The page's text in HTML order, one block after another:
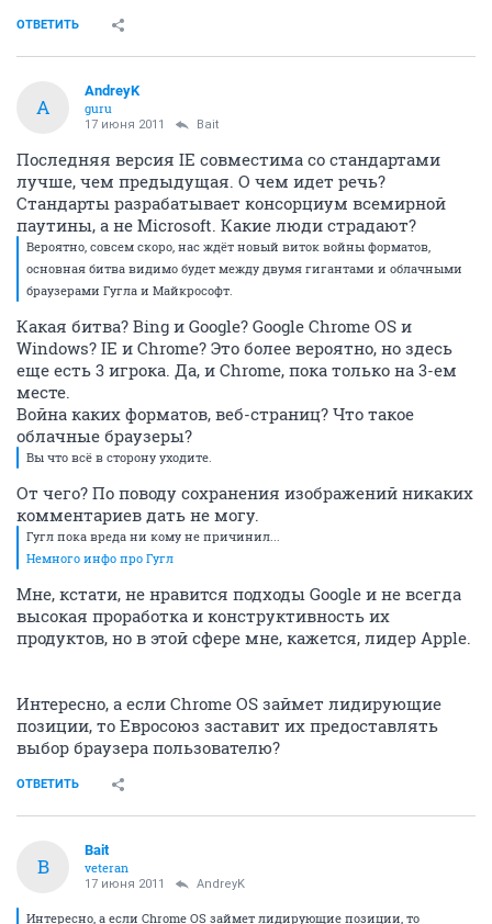
ОТВЕТИТЬ
A
AndreyK
guru
17 июня 2011 Bait
Последняя версия IE совместима со стандартами
лучше, чем предыдущая. О чем идет речь?
Стандарты разрабатывает консорциум всемирной
паутины, а не Microsoft. Какие люди страдают?
Вероятно, совсем скоро, нас ждёт новый виток войны форматов,
основная битва видимо будет между двумя гигантами и облачными
браузерами Гугла и Майкрософт.
Какая битва? Bing и Google? Google Chrome OS и
Windows? IE и Chrome? Это более вероятно, но здесь
еще есть 3 игрока. Да, и Chrome, пока только на 3-ем
месте.
Война каких форматов, веб-страниц? Что такое
облачные браузеры?
Вы что всё в сторону уходите.
От чего? По поводу сохранения изображений никаких
комментариев дать не могу.
Гугл пока вреда ни кому не причинил...
Немного инфо про Гугл
Мне, кстати, не нравится подходы Google и не всегда
высокая проработка и конструктивность их
продуктов, но в этой сфере мне, кажется, лидер Apple.
Интересно, а если Chrome OS займет лидирующие
позиции, то Евросоюз заставит их предоставлять
выбор браузера пользователю?
ОТВЕТИТЬ
B
Bait
veteran
17 июня 2011 AndreyK
Интересно, а если Chrome OS займет лидирующие позиции, то